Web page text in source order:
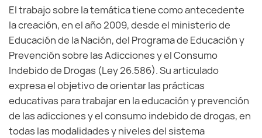
El trabajo sobre la temática tiene como antecedente
la creación, en el año 2009, desde el ministerio de
Educación de la Nación, del Programa de Educación y
Prevención sobre las Adicciones y el Consumo
Indebido de Drogas (Ley 26.586). Su articulado
expresa el objetivo de orientar las prácticas
educativas para trabajar en la educación y prevención
de las adicciones y el consumo indebido de drogas, en
todas las modalidades y niveles del sistema